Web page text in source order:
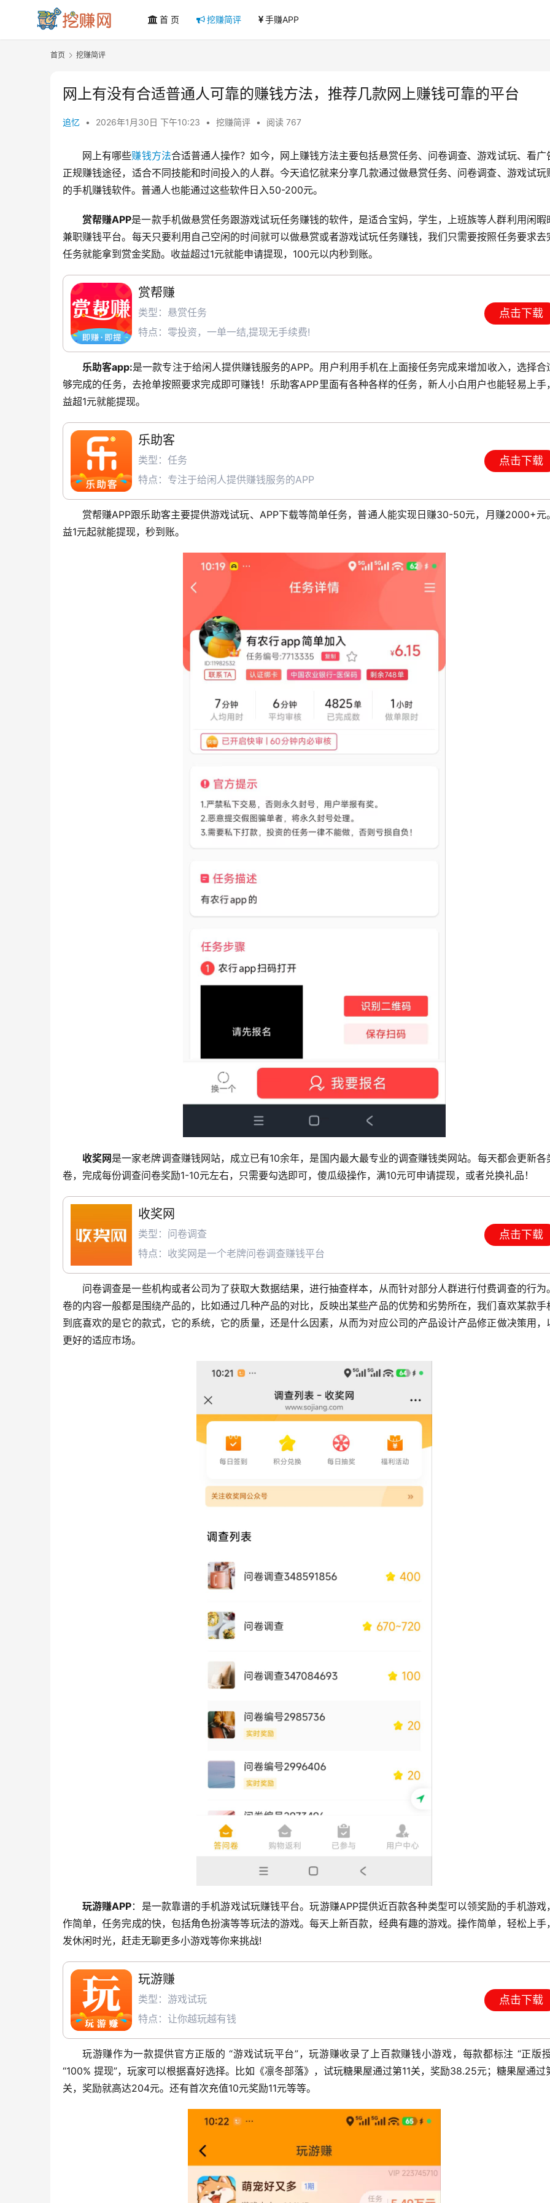
首 页 挖赚简评 手赚APP
首页 挖赚简评
网上有没有合适普通人可靠的赚钱方法，推荐几款网上赚钱可靠的平台
追忆 • 2026年1月30日 下午10:23 • 挖赚简评 • 阅读 767
网上有哪些赚钱方法合适普通人操作？如今，网上赚钱方法主要包括悬赏任务、问卷调查、游戏试玩、看广
正规赚钱途径，适合不同技能和时间投入的人群。‌今天追忆就来分享几款通过做悬赏任务、问卷调查、游戏试玩赚钱
的手机赚钱软件。普通人也能通过这些软件日入50-200元。
赏帮赚APP是一款手机做悬赏任务跟游戏试玩任务赚钱的软件，是适合宝妈，学生，上班族等人群利用闲暇
兼职赚钱平台。每天只要利用自己空闲的时间就可以做悬赏或者游戏试玩任务赚钱，我们只需要按照任务要求去
任务就能拿到赏金奖励。收益超过1元就能申请提现，100元以内秒到账。
赏帮赚
类型：悬赏任务
特点：零投资，一单一结,提现无手续费!
点击下载
乐助客app:是一款专注于给闲人提供赚钱服务的APP。用户利用手机在上面接任务完成来增加收入，选择合
够完成的任务，去抢单按照要求完成即可赚钱！乐助客APP里面有各种各样的任务，新人小白用户也能轻易上手
益超1元就能提现。
乐助客
类型：任务
特点：专注于给闲人提供赚钱服务的APP
点击下载
赏帮赚APP跟乐助客主要提供游戏试玩、APP下载等简单任务，普通人能实现日赚30-50元，月赚2000+元
益1元起就能提现，秒到账。
收奖网 是一家老牌调查赚钱网站，成立已有10余年，是国内最大最专业的调查赚钱类网站。每天都会更新各
卷，完成每份调查问卷奖励1-10元左右，只需要勾选即可，傻瓜级操作，满10元可申请提现，或者兑换礼品！
收奖网
类型：问卷调查
特点：收奖网是一个老牌问卷调查赚钱平台
点击下载
问卷调查是一些机构或者公司为了获取大数据结果，进行抽查样本，从而针对部分人群进行付费调查的行为
卷的内容一般都是围绕产品的，比如通过几种产品的对比，反映出某些产品的优势和劣势所在，我们喜欢某款手
到底喜欢的是它的款式，它的系统，它的质量，还是什么因素，从而为对应公司的产品设计产品修正做决策用，
更好的适应市场。
玩游赚APP：是一款靠谱的手机游戏试玩赚钱平台。玩游赚APP提供近百款各种类型可以领奖励的手机游戏
作简单，任务完成的快，包括角色扮演等等玩法的游戏。每天上新百款，经典有趣的游戏。操作简单，轻松上手
发休闲时光，赶走无聊更多小游戏等你来挑战!
玩游赚
类型：游戏试玩
特点：让你越玩越有钱
点击下载
玩游赚作为一款提供官方正版的 “游戏试玩平台”，玩游赚收录了上百款赚钱小游戏，每款都标注 “正版
“100% 提现”，玩家可以根据喜好选择。比如《凛冬部落》，试玩糖果屋通过第11关，奖励38.25元；糖果屋通过
关，奖励就高达204元。还有首次充值10元奖励11元等等。